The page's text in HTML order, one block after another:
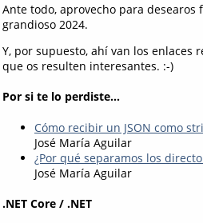
Ante todo, aprovecho para
grandioso 2024.
Y, por supuesto, ahí van los enlaces
que os resulten interesantes. :-)
Por si te lo perdiste...
Cómo recibir un JSON como
José María Aguilar
¿Por qué separamos los
José María Aguilar
.NET Core / .NET